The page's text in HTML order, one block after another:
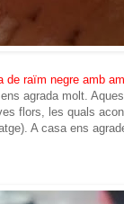
de raïm negre amb
agrada molt.
flors, les quals
A casa ens